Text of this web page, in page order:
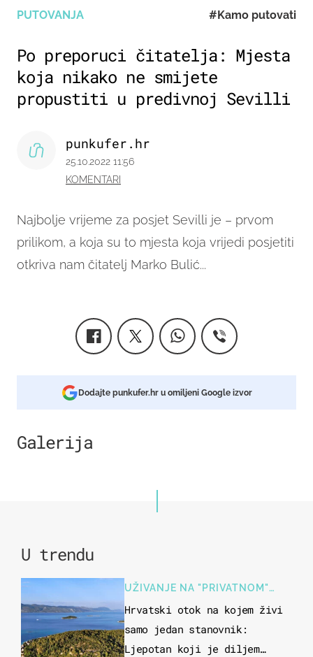
PUTOVANJA #Kamo putovati
Po preporuci čitatelja: Mjesta
koja nikako ne smijete
propustiti u predivnoj Sevilli
Najbolje vrijeme za posjet Sevilli je – prvom
prilikom, a koja su to mjesta koja vrijedi posjetiti
otkriva nam čitatelj Marko Bulić...
punkufer.hr
25.10.2022 11:56
KOMENTARI
Dodajte punkufer.hr u omiljeni Google izvor
Galerija
U trendu
UŽIVANJE NA "PRIVATNOM"
OTOKU
Hrvatski otok na kojem živi
samo jedan stanovnik:
Ljepotan koji je diljem